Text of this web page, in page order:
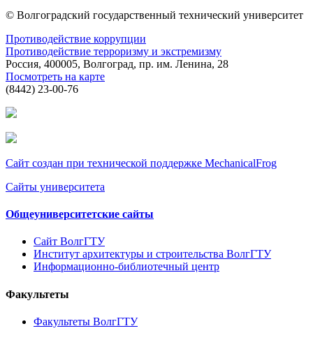
© Волгоградский государственный технический университет
Противодействие коррупции
Противодействие терроризму и экстремизму
Россия, 400005, Волгоград, пр. им. Ленина, 28
Посмотреть на карте
(8442) 23-00-76
Сайт создан при технической поддержке MechanicalFrog
Сайты университета
Общеуниверситетские сайты
Сайт ВолгГТУ
Институт архитектуры и строительства ВолгГТУ
Информационно-библиотечный центр
Факультеты
Факультеты ВолгГТУ